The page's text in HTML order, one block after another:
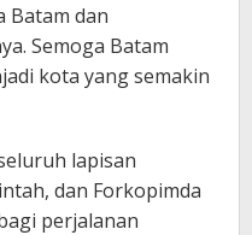
Batam dan
Semoga Batam
kota yang semakin
lapisan
dan Forkopimda
perjalanan